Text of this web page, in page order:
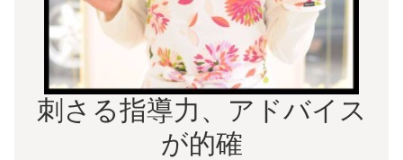
刺さる指導力、アドバイス
が的確